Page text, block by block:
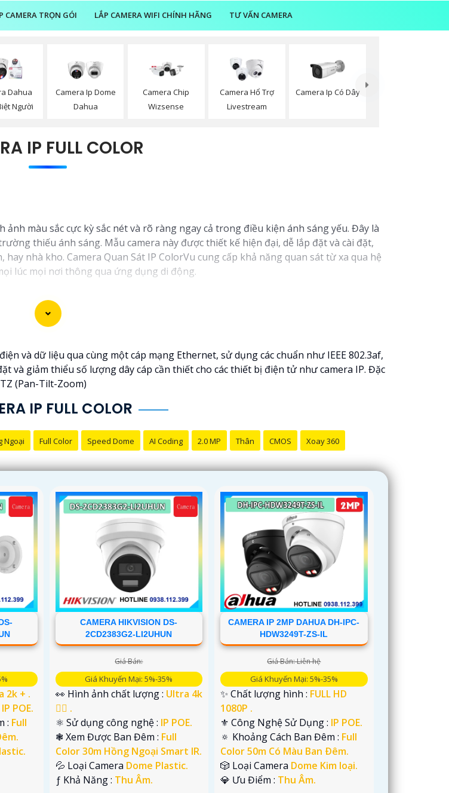
CAMERA TRỌN GÓI LẮP CAMERA WIFI CHÍNH HÃNG TƯ VẤN CAMERA
Dahua
Người
Camera Ip Dome
Dahua
Camera Chip
Wizsense
Camera Hổ Trợ
Livestream
Camera Ip Có Dây
IP FULL COLOR
màu sắc cực kỳ sắc nét và rõ ràng ngay cả trong điều kiện ánh sáng yếu. Đây là
thiếu ánh sáng. Mẫu camera này được thiết kế hiện đại, dễ lắp đặt và cài đặt,
nhà kho. Camera Quan Sát IP ColorVu cung cấp khả năng quan sát từ xa qua hệ
lúc mọi nơi thông qua ứng dụng di động.
và dữ liệu qua cùng một cáp mạng Ethernet, sử dụng các chuẩn như IEEE 802.3af,
và giảm thiểu số lượng dây cáp cần thiết cho các thiết bị điện tử như camera IP. Đặc
(Pan-Tilt-Zoom)
IP FULL COLOR
Ngoại Full Color Speed Dome AI Coding 2.0 MP Thân CMOS Xoay 360
2k + .
IP POE.
: Full
CAMERA HIKVISION DS-
2CD2383G2-LI2UHUN
Giá Bán:
Giá Khuyến Mại: 5%-35%
👀 Hình ảnh chất lượng : Ultra 4k
👍🏾 .
⚛️ Sử dụng công nghệ : IP POE.
❃ Xem Được Ban Đêm : Full
Color 30m Hồng Ngoại Smart IR.
💦 Loại Camera Dome Plastic.
️ƒ Khả Năng : Thu Âm.
CAMERA IP 2MP DAHUA DH-IPC-
HDW3249T-ZS-IL
Giá Bán: Liên hệ
Giá Khuyến Mại: 5%-35%
✨ Chất lượng hình : FULL HD
1080P .
⚜️ Công Nghệ Sử Dụng : IP POE.
🔅 Khoảng Cách Ban Đêm : Full
Color 50m Có Màu Ban Ðêm.
🎲 Loại Camera Dome Kim loại.
️💎 Ưu Điểm : Thu Âm.